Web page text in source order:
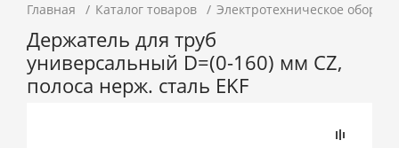
Главная Каталог товаров Электротехническое
Держатель для труб
универсальный D=(0-160) мм CZ,
полоса нерж. сталь EKF